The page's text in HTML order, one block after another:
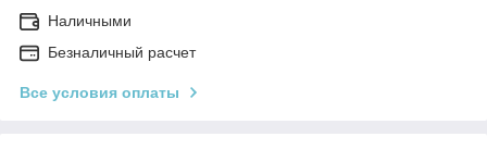
Наличными
Безналичный расчет
Все условия оплаты